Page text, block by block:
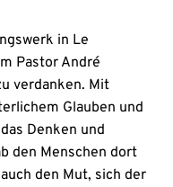
in Le
Pastor André
verdanken. Mit
Glauben und
Denken und
den Menschen dort
den Mut, sich der